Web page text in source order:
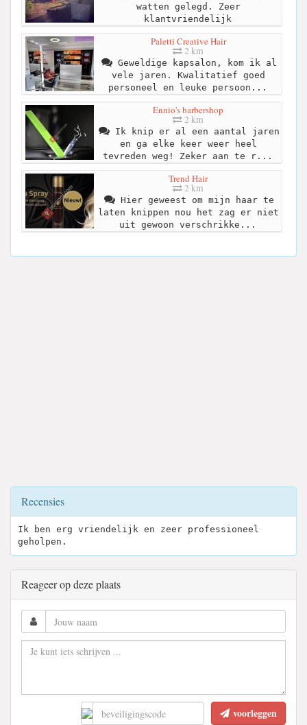
watten gelegd. Zeer
klantvriendelijk
Paletti Creative Hair
2 km
Geweldige kapsalon, kom ik al
vele jaren. Kwalitatief goed
personeel en leuke persoon...
Ennio's barbershop
2 km
Ik knip er al een aantal jaren
en ga elke keer weer heel
tevreden weg! Zeker aan te r...
Trend Hair
2 km
Hier geweest om mijn haar te
laten knippen nou het zag er niet
uit gewoon verschrikke...
Recensies
Ik ben erg vriendelijk en zeer professioneel
geholpen.
Reageer op deze plaats
voorleggen